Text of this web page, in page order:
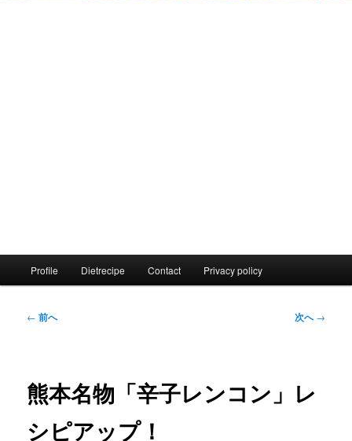
Profile Dietrecipe Contact Privacy policy
投
ゲ
ー
ョ
← 前へ 次へ→
熊本名物「辛子レンコン」レ
シピアップ！